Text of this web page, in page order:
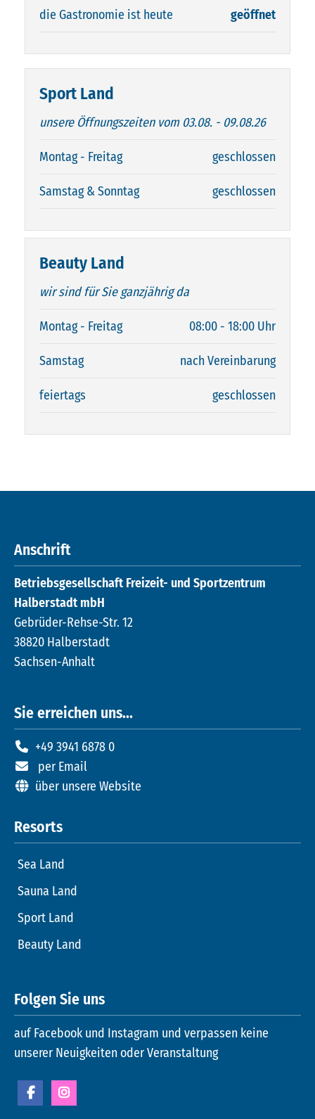
die Gastronomie ist heute geöffnet
Sport Land
unsere Öffnungszeiten vom 03.08. - 09.08.26
Montag - Freitag geschlossen
Samstag & Sonntag geschlossen
Beauty Land
wir sind für Sie ganzjährig da
Montag - Freitag 08:00 - 18:00 Uhr
Samstag nach Vereinbarung
feiertags geschlossen
Anschrift
Betriebsgesellschaft Freizeit- und Sportzentrum
Halberstadt mbH
Gebrüder-Rehse-Str. 12
38820 Halberstadt
Sachsen-Anhalt
Sie erreichen uns...
+49 3941 6878 0
per Email
über unsere Website
Resorts
Sea Land
Sauna Land
Sport Land
Beauty Land
Folgen Sie uns
auf Facebook und Instagram und verpassen keine
unserer Neuigkeiten oder Veranstaltung